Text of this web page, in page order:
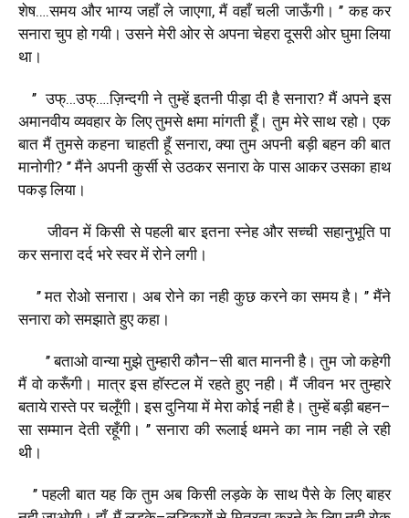
शेष….समय और भाग्य जहाँ ले जाएगा,मैं वहाँ चली जाऊँगी। ’’कह कर
सनारा चुप हो गयी। उसने मेरी ओर से अपना चेहरा दूसरी ओर घुमा लिया
था।
’’उफ्…उफ्….ज़िन्दगी ने तुम्हें इतनी पीड़ा दी है सनारा?मैं अपने इस
अमानवीय व्यवहार के लिए तुमसे क्षमा मांगती हूँ। तुम मेरे साथ रहो। एक
बात मैं तुमसे कहना चाहती हूँ सनारा,क्या तुम अपनी बड़ी बहन की बात
मानोगी? ’’मैंने अपनी कुर्सी से उठकर सनारा के पास आकर उसका हाथ
पकड़ लिया।
जीवन में किसी से पहली बार इतना स्नेह और सच्ची सहानुभूति पा
कर सनारा दर्द भरे स्वर में रोने लगी।
’’मत रोओ सनारा। अब रोने का नही कुछ करने का समय है। ’’मैंने
सनारा को समझाते हुए कहा।
’’बताओ वान्या मुझे तुम्हारी कौन–सी बात माननी है। तुम जो कहेगी
मैं वो करूँगी। मात्र इस हाॅस्टल में रहते हुए नही। मैं जीवन भर तुम्हारे
बताये रास्ते पर चलूँगी। इस दुनिया में मेरा कोई नही है। तुम्हें बड़ी बहन–
सा सम्मान देती रहूँगी। ’’सनारा की रूलाई थमने का नाम नही ले रही
थी।
’’पहली बात यह कि तुम अब किसी लड़के के साथ पैसे के लिए बाहर